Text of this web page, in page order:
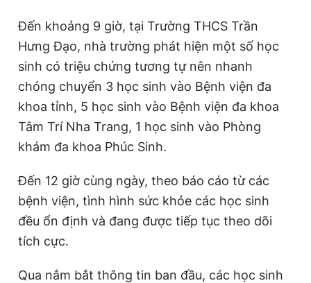
e
Đến khoảng 9 giờ, tại Trường THCS Trần
Hưng Đạo, nhà trường phát hiện một số học
sinh có triệu chứng tương tự nên nhanh
chóng chuyển 3 học sinh vào Bệnh viện đa
khoa tỉnh, 5 học sinh vào Bệnh viện đa khoa
Tâm Trí Nha Trang, 1 học sinh vào Phòng
khám đa khoa Phúc Sinh.
Đến 12 giờ cùng ngày, theo báo cáo từ các
bệnh viện, tình hình sức khỏe các học sinh
đều ổn định và đang được tiếp tục theo dõi
tích cực.
Qua nắm bắt thông tin ban đầu, các học sinh